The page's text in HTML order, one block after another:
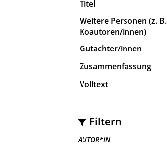
Titel
Weitere Personen (z. B.
Koautoren/innen)
Gutachter/innen
Zusammenfassung
Volltext
Filtern
AUTOR*IN